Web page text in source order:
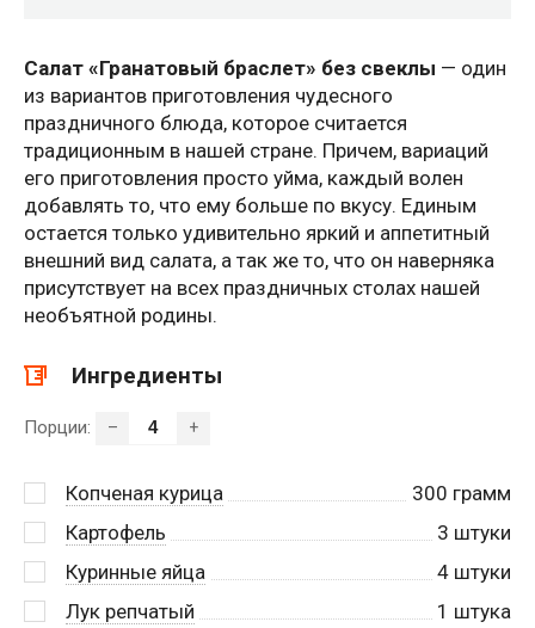
Салат «Гранатовый браслет» без свеклы — один
из вариантов приготовления чудесного
праздничного блюда, которое считается
традиционным в нашей стране. Причем, вариаций
его приготовления просто уйма, каждый волен
добавлять то, что ему больше по вкусу. Единым
остается только удивительно яркий и аппетитный
внешний вид салата, а так же то, что он наверняка
присутствует на всех праздничных столах нашей
необъятной родины.
Ингредиенты
Порции: – +
Копченая курица 300 грамм
Картофель
3 штуки
Куринные яйца
4 штуки
Лук репчатый
1 штука